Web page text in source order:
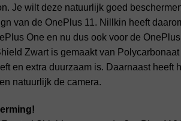
Je wilt deze natuurlijk goed
van de OnePlus 11. Nillkin heeft
One en nu dus ook voor de
Zwart is gemaakt van
en extra duurzaam is. Daarnaast heeft
natuurlijk de camera.